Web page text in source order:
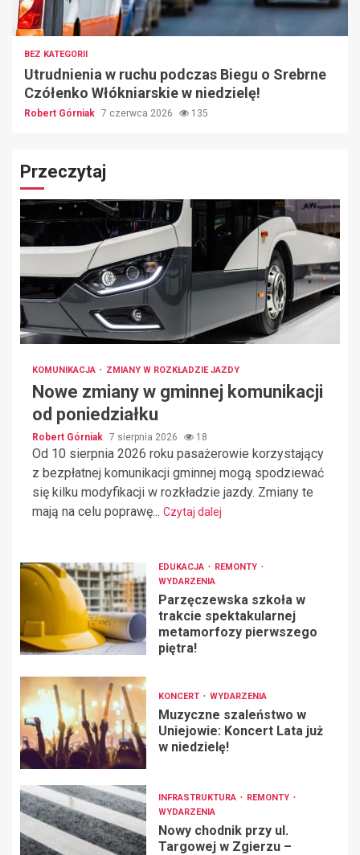
BEZ KATEGORII
Utrudnienia w ruchu podczas Biegu o Srebrne
Czółenko Włókniarskie w niedzielę!
Robert Górniak 7 czerwca 2026 135
Przeczytaj
KOMUNIKACJA ZMIANY W ROZKŁADZIE JAZDY
Nowe zmiany w gminnej komunikacji
od poniedziałku
Robert Górniak 7 sierpnia 2026 18
Od 10 sierpnia 2026 roku pasażerowie korzystający
z bezpłatnej komunikacji gminnej mogą spodziewać
się kilku modyfikacji w rozkładzie jazdy. Zmiany te
mają na celu poprawę... Czytaj dalej
EDUKACJA
REMONTY
WYDARZENIA
Parzęczewska szkoła w
trakcie spektakularnej
metamorfozy pierwszego
piętra!
KONCERT WYDARZENIA
Muzyczne szaleństwo w
Uniejowie: Koncert Lata już
w niedzielę!
INFRASTRUKTURA
REMONTY
WYDARZENIA
Nowy chodnik przy ul.
Targowej w Zgierzu –